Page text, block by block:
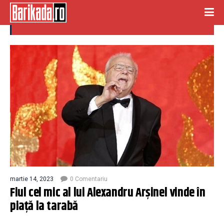
fiu mic
martie 14, 2023 0 Comentariu
Fiul cel mic al lui Alexandru Arșinel vinde în
piață la tarabă